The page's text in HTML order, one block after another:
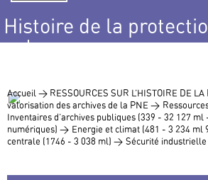
Histoire de la
nature
Accueil > RESSOURCES SUR L’HISTOIRE DE
valorisation des archives de la PNE >
Inventaires d’archives publiques (339 - 32 127 ml
numériques) > Energie et climat (481 - 3 234 ml
centrale (1746 - 3 038 ml) > Sécurité